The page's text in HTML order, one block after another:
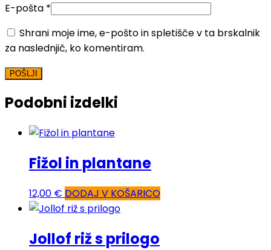
E-pošta *
Shrani moje ime, e-pošto in spletišče v ta brskalnik
za naslednjič, ko komentiram.
Podobni izdelki
Fižol in plantane
12,00 € DODAJ V KOŠARICO
Jollof riž s prilogo